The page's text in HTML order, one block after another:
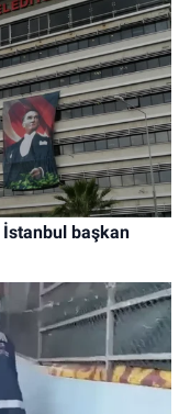
İstanbul başkan